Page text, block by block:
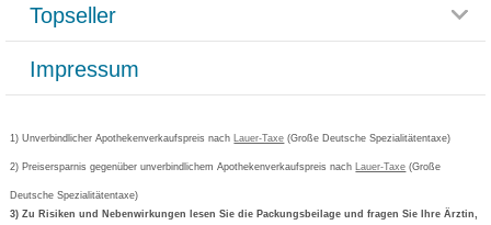
Datenschutz
AGB
Cookie-Einstellungen
Vertrag widerrufen
Paketlieferstatus
Versandkosten
Bestellschein ausfüllen
Newsletteranmeldung
Rezeptlieferung
Bonusprogramm
Gutschein und Rabatte
Kundenbewertung
Topseller
Grippostad
Bepanthen
Formoline
Impressum
1) Unverbindlicher Apothekenverkaufspreis nach Lauer-Taxe (Große Deutsche Spezialitätentaxe)
2) Preisersparnis gegenüber unverbindlichem Apothekenverkaufspreis nach Lauer-Taxe (Große
Deutsche Spezialitätentaxe)
3) Zu Risiken und Nebenwirkungen lesen Sie die Packungsbeilage und fragen Sie Ihre Ärztin,